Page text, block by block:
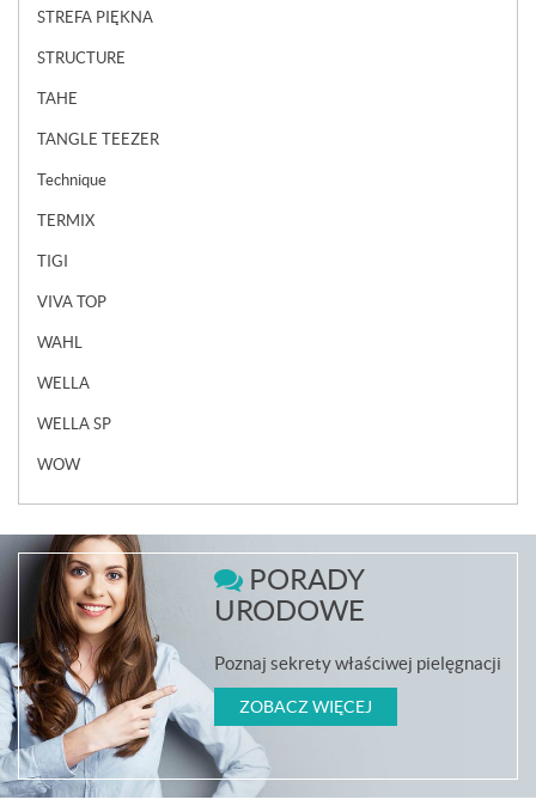
STREFA PIĘKNA
STRUCTURE
TAHE
TANGLE TEEZER
Technique
TERMIX
TIGI
VIVA TOP
WAHL
WELLA
WELLA SP
WOW
PORADY
URODOWE
Poznaj sekrety właściwej pielęgnacji
ZOBACZ WIĘCEJ